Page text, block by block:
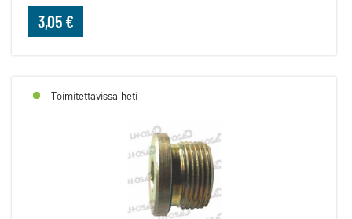
3,05 €
Toimitettavissa heti